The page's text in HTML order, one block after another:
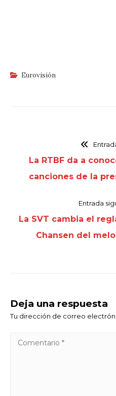
Eurovisión
La RTBF da a
canciones de la
Entrada
La SVT cambia el
Chansen del
Deja una respuesta
Tu dirección de correo